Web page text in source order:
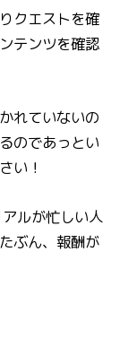
クエストを確
テンツを確認
れていないの
のであっとい
い！
ルが忙しい人
ぶん、報酬が